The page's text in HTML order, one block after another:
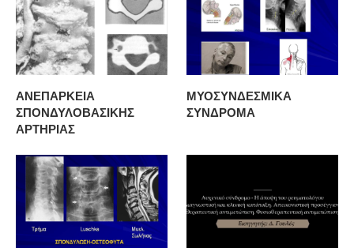
ΑΝΕΠΑΡΚΕΙΑ
ΣΠΟΝΔΥΛΟΒΑΣΙΚΗΣ
ΑΡΤΗΡΙΑΣ
ΜΥΟΣΥΝΔΕΣΜΙΚΑ
ΣΥΝΔΡΟΜΑ